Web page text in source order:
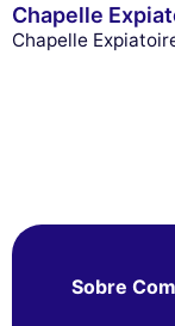
Chapelle
Chapelle
Sobre